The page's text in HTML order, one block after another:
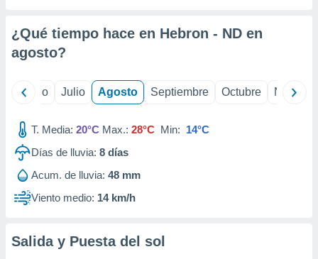
e
mediante
publicidad
publicidad
de
1199
¿Qué tiempo hace en Hebron - ND en
agosto?
Junio Julio Agosto Septiembre Octubre
T. Media: 20°C Max.: 28°C Min: 14°C
Días de lluvia: 8 días
Acum. de lluvia: 48 mm
Viento medio: 14 km/h
Salida y Puesta del sol